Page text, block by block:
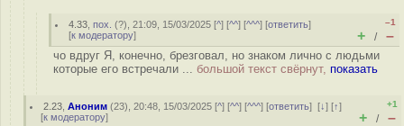
4.33 ,пох. (?), 21:09, 15/03/2025 [^] [^^] [^^^] [ответить]
[к модератору]
–1
+ / –
чо вдруг Я, конечно, брезговал, но знаком лично с людьми
которые его встречали ... большой текст свёрнут, показать
2.23 ,Аноним (23), 20:48, 15/03/2025 [^] [^^] [^^^] [ответить][↓] [↑]
[к модератору]
+1
+ / –